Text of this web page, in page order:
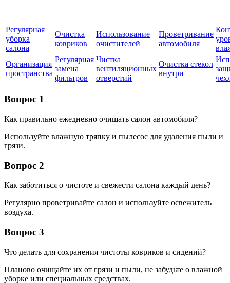
Регулярная
уборка
салона
Очистка
ковриков
Использование
очистителей
Проветривание
автомобиля
Организация
пространства
Регулярная
замена
фильтров
Чистка
вентиляционных
отверстий
Очистка стекол
внутри
Вопрос 1
Как правильно ежедневно очищать салон автомобиля?
Используйте влажную тряпку и пылесос для удаления пыли и
грязи.
Вопрос 2
Как заботиться о чистоте и свежести салона каждый день?
Регулярно проветривайте салон и используйте освежитель
воздуха.
Вопрос 3
Что делать для сохранения чистоты ковриков и сидений?
Планово очищайте их от грязи и пыли, не забудьте о влажной
уборке или специальных средствах.